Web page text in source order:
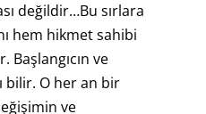
değildir…Bu sırlara
hem hikmet sahibi
ve
bilir. O her an bir
ve